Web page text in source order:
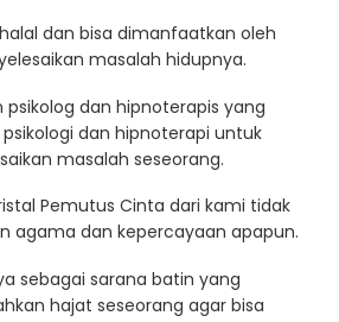
dan bisa dimanfaatkan oleh
masalah hidupnya.
psikolog dan hipnoterapis yang
dan hipnoterapi untuk
masalah seseorang.
Pemutus Cinta dari kami tidak
agama dan kepercayaan apapun.
sebagai sarana batin yang
hajat seseorang agar bisa